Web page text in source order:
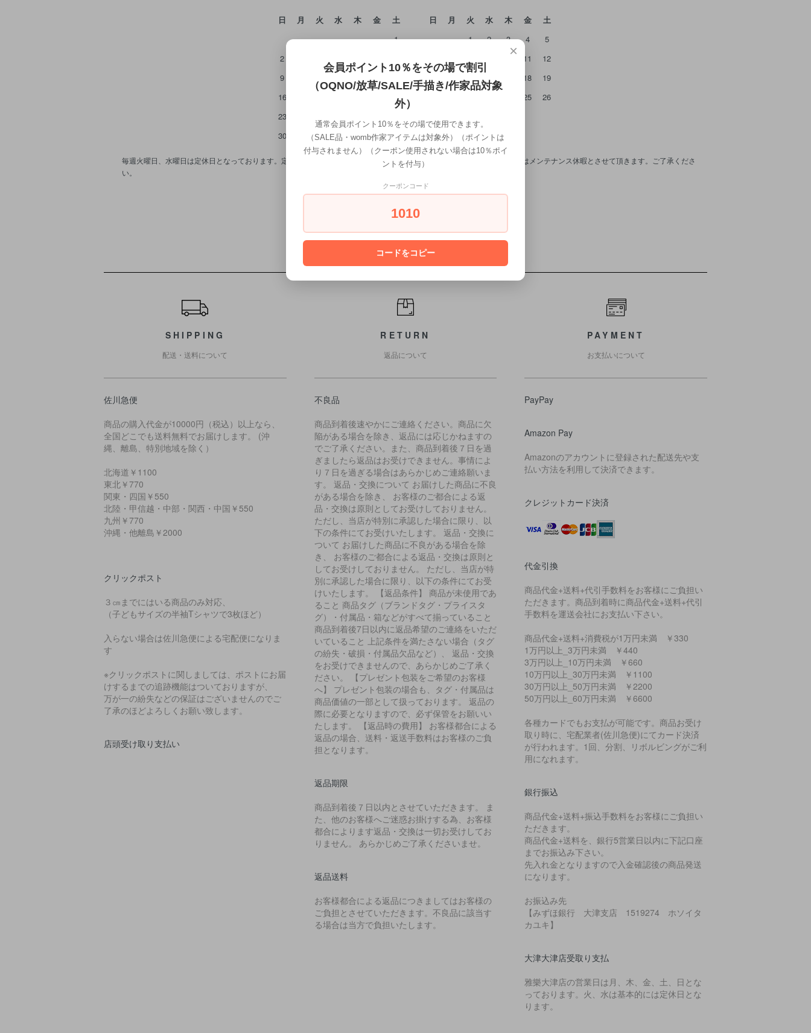
日 月 火 水 木 金
土
1
2
9
13 14
16
22
23
30
日 月 火 水 木 金
土
1
2 3 4
5
10 11
12
13
14 15 16 18
19
25
26
毎週火曜日、水曜日は定休日となっております。定休日のご注文は基本的には木曜日の発送とさせて頂きます。 7/27（月）はメンテナンス休暇とさせて頂きます。ご了承くださ
い。
SHIPPING
配送・送料について
佐川急便
商品の購入代金が10000円（税込）以上なら、
全国どこでも送料無料でお届けします。 (沖
縄、離島、特別地域を除く）
北海道￥1100
東北￥770
関東・四国￥550
北陸・甲信越・中部・関西・中国￥550
九州￥770
沖縄・他離島￥2000
クリックポスト
３㎝までにはいる商品のみ対応、
（子どもサイズの半袖Tシャツで3枚ほど）
入らない場合は佐川急便による宅配便になりま
す
※クリックポストに関しましては、ポストにお届
けするまでの追跡機能はついておりますが、
万が一の紛失などの保証はございませんのでご
了承のほどよろしくお願い致します。
店頭受け取り支払い
RETURN
返品について
不良品
商品到着後速やかにご連絡ください。商品に欠
陥がある場合を除き、返品には応じかねますの
でご了承ください。また、商品到着後７日を過
ぎましたら返品はお受けできません。事情によ
り７日を過ぎる場合はあらかじめご連絡願いま
す。 返品・交換について お届けした商品に不良
がある場合を除き、 お客様のご都合による返
品・交換は原則としてお受けしておりません。
ただし、当店が特別に承認した場合に限り、以
下の条件にてお受けいたします。 返品・交換に
ついて お届けした商品に不良がある場合を除
き、 お客様のご都合による返品・交換は原則と
してお受けしておりません。 ただし、当店が特
別に承認した場合に限り、以下の条件にてお受
けいたします。 【返品条件】 商品が未使用であ
ること 商品タグ（ブランドタグ・プライスタ
グ）・付属品・箱などがすべて揃っていること
商品到着後7日以内に返品希望のご連絡をいただ
いていること 上記条件を満たさない場合（タグ
の紛失・破損・付属品欠品など）、 返品・交換
をお受けできませんので、あらかじめご了承く
ださい。 【プレゼント包装をご希望のお客様
へ】 プレゼント包装の場合も、タグ・付属品は
商品価値の一部として扱っております。 返品の
際に必要となりますので、必ず保管をお願いい
たします。 【返品時の費用】 お客様都合による
返品の場合、送料・返送手数料はお客様のご負
担となります。
返品期限
商品到着後７日以内とさせていただきます。 ま
た、他のお客様へご迷惑お掛けする為、お客様
都合によります返品・交換は一切お受けしてお
りません。 あらかじめご了承くださいませ。
返品送料
お客様都合による返品につきましてはお客様の
ご負担とさせていただきます。不良品に該当す
る場合は当方で負担いたします。
PAYMENT
お支払いについて
PayPay
Amazon Pay
Amazonのアカウントに登録された配送先や支
払い方法を利用して決済できます。
クレジットカード決済
代金引換
商品代金+送料+代引手数料をお客様にご負担い
ただきます。商品到着時に商品代金+送料+代引
手数料を運送会社にお支払い下さい。
商品代金+送料+消費税が1万円未満 ￥330
1万円以上_3万円未満 ￥440
3万円以上_10万円未満 ￥660
10万円以上_30万円未満 ￥1100
30万円以上_50万円未満 ￥2200
50万円以上_60万円未満 ￥6600
各種カードでもお支払が可能です。商品お受け
取り時に、宅配業者(佐川急便)にてカード決済
が行われます。1回、分割、リボルビングがご利
用になれます。
銀行振込
商品代金+送料+振込手数料をお客様にご負担い
ただきます。
商品代金+送料を、銀行5営業日以内に下記口座
までお振込み下さい。
先入れ金となりますので入金確認後の商品発送
になります。
お振込み先
【みずほ銀行 大津支店 1519274 ホソイタ
カユキ】
大津大津店受取り支払
雅樂大津店の営業日は月、木、金、土、日とな
っております。火、水は基本的には定休日とな
ります。
×
会員ポイント10％をその場で割引
（OQNO/放草/SALE/手描き/作家品対象
外）
通常会員ポイント10％をその場で使用できます。
（SALE品・womb作家アイテムは対象外）（ポイントは
付与されません）（クーポン使用されない場合は10％ポイ
ントを付与）
クーポンコード
1010
コードをコピー